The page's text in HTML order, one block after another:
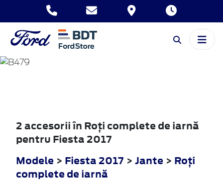
FIESTA
2 accesorii în Roţi complete de iarnă
pentru Fiesta 2017
Modele > Fiesta 2017 > Jante > Roţi
complete de iarnă